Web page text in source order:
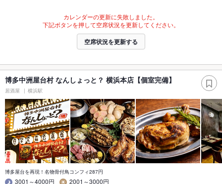
カレンダーの更新に失敗しました。
下記ボタンを押して空席状況を更新してください。
空席状況を更新する
博多中洲屋台村 なんしょっと？ 横浜本店【個室完備】
居酒屋 横浜駅
博多屋台を再現！名物骨付鳥コンフィ287円
3001～4000円
2001～3000円